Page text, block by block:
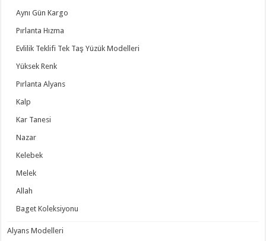
Aynı Gün Kargo
Pırlanta Hızma
Evlilik Teklifi Tek Taş Yüzük Modelleri
Yüksek Renk
Pırlanta Alyans
Kalp
Kar Tanesi
Nazar
Kelebek
Melek
Allah
Baget Koleksiyonu
Alyans Modelleri